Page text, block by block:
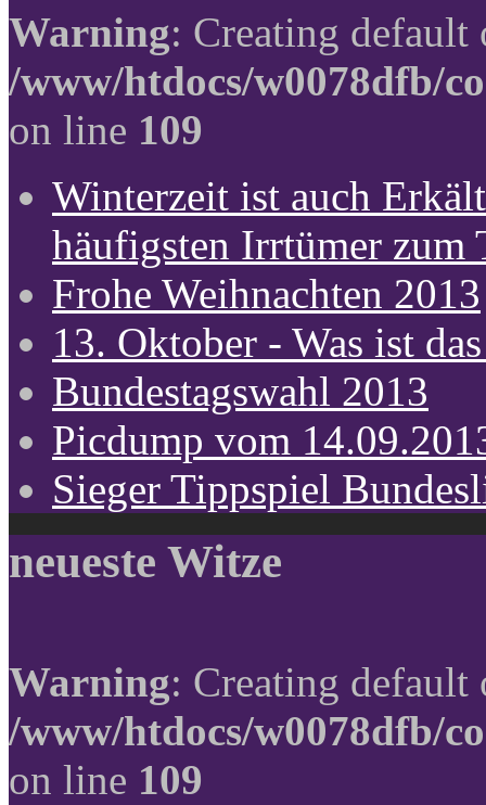
Warning: Creating
/www/htdocs/w0078dfb/
on line 109
Winterzeit ist auch
häufigsten Irrtümer zum
Frohe Weihnachten 2013
13. Oktober - Was ist
Bundestagswahl 2013
Picdump vom
Sieger Tippspiel
neueste Witze
Warning: Creating
/www/htdocs/w0078dfb/
on line 109